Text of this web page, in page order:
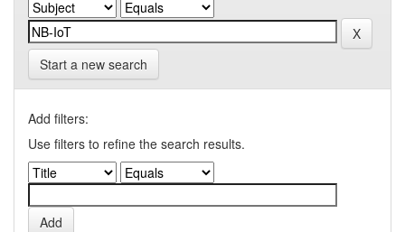
Start a new search
Add filters:
Use filters to refine the search results.